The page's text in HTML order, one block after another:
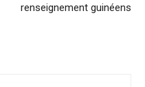
renseignement guinéens